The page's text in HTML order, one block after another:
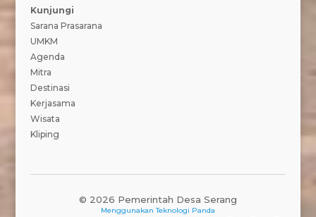
Kunjungi
Sarana Prasarana
UMKM
Agenda
Mitra
Destinasi
Kerjasama
Wisata
Kliping
© 2026 Pemerintah Desa Serang
MenggunakanTeknologi Panda